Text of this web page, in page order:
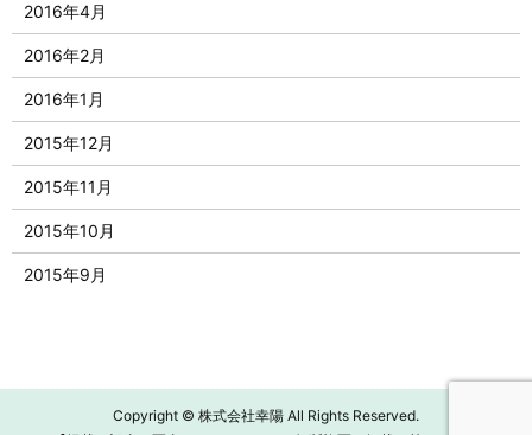
2016年4月
2016年2月
2016年1月
2015年12月
2015年11月
2015年10月
2015年9月
Copyright © 株式会社幸陽 All Rights Reserved.